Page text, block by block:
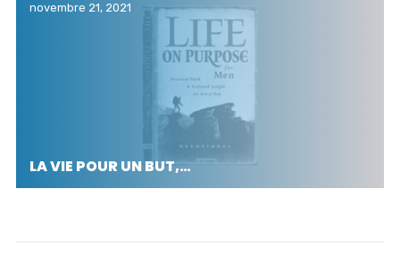
novembre 21, 2021
LA VIE POUR UN BUT,…